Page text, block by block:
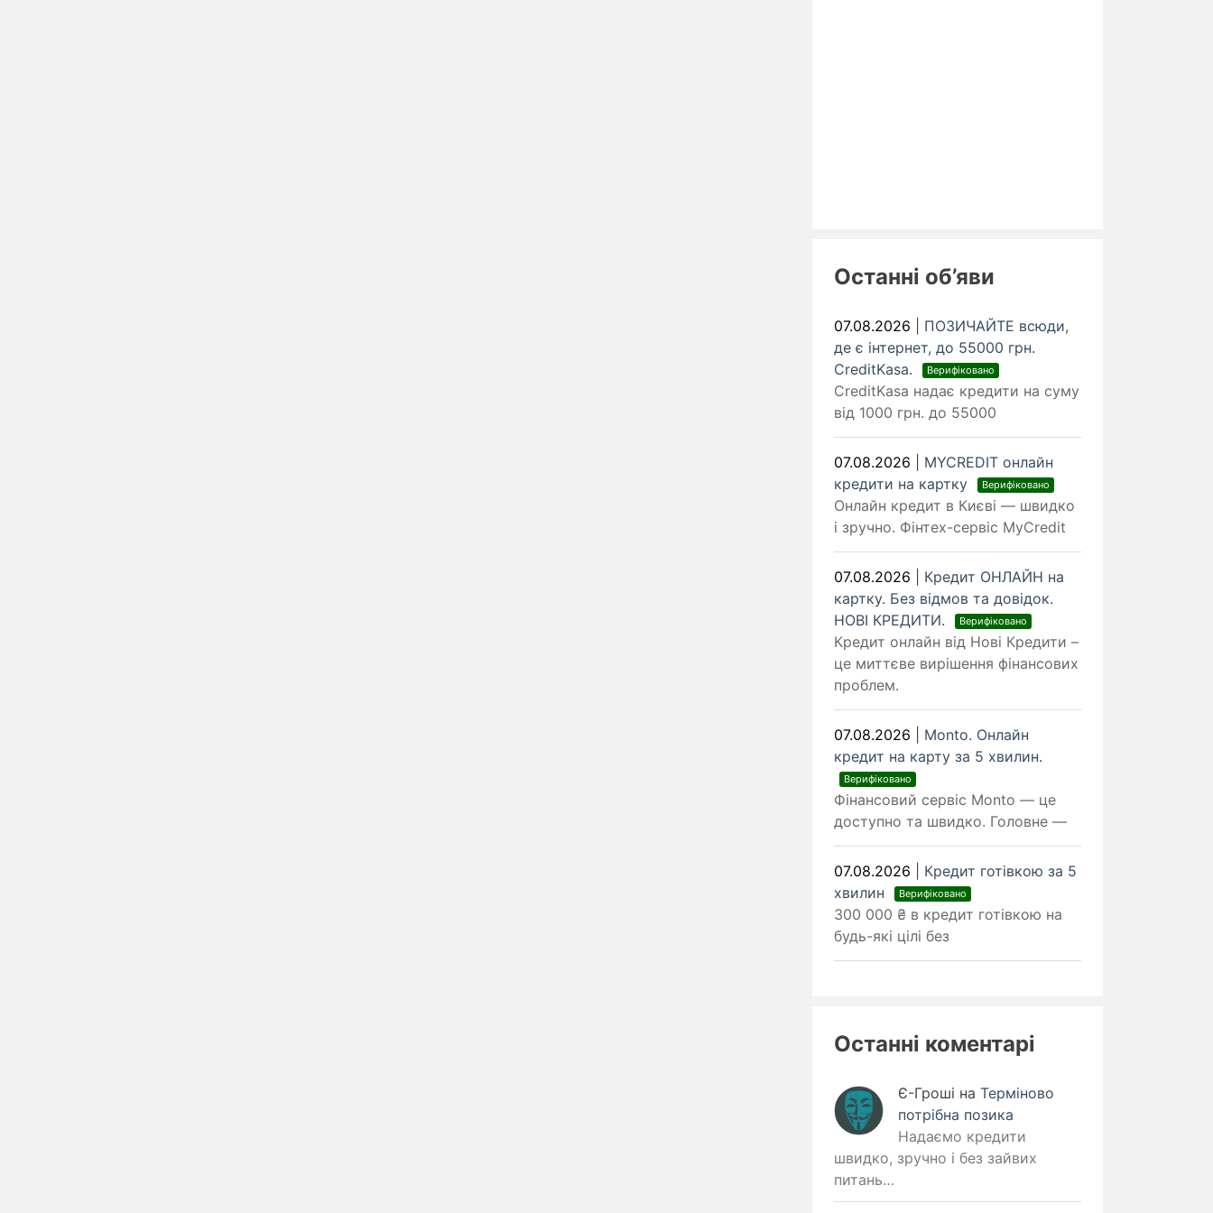
Останні об’яви
07.08.2026
ПОЗИЧАЙТЕ всюди,
де є інтернет, до 55000 грн.
CreditKasa.
Верифіковано
CreditKasa надає кредити на суму
від 1000 грн. до 55000
07.08.2026
MYCREDIT онлайн
кредити на картку
Верифіковано
Онлайн кредит в Києві — швидко
і зручно. Фінтех-сервіс MyCredit
07.08.2026
Кредит ОНЛАЙН на
картку. Без відмов та довідок.
НОВІ КРЕДИТИ.
Верифіковано
Кредит онлайн від Нові Кредити –
це миттєве вирішення фінансових
проблем.
07.08.2026
Monto. Онлайн
кредит на карту за 5 хвилин.
Верифіковано
Фінансовий сервіс Monto — це
доступно та швидко. Головне —
07.08.2026
Кредит готівкою за 5
хвилин
Верифіковано
300 000 ₴ в кредит готівкою на
будь-які цілі без
Останні коментарі
Є-Гроші на Терміново
потрібна позика
Надаємо кредити
швидко, зручно і без зайвих
питань…